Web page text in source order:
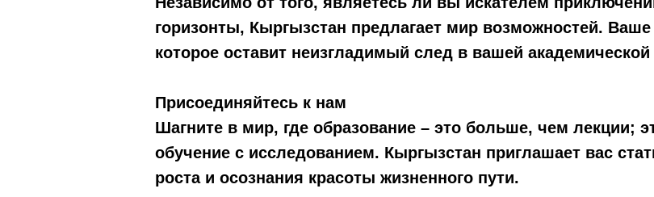
горизонты, Кыргызстан предлагает мир возможностей.
которое оставит неизгладимый след в вашей
Присоединяйтесь к нам
Шагните в мир, где образование – это больше, чем лекции;
обучение с исследованием. Кыргызстан приглашает вас
роста и осознания красоты жизненного пути.